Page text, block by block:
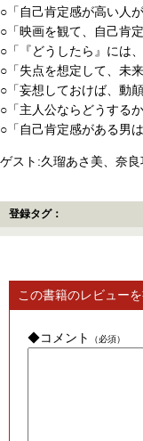
○「自己肯定感が高い人
○「映画を観て、自己肯
○「『どうしたら』には
○「失点を想定して、未
○「妄想しておけば、動顛
○「主人公ならどうする
○「自己肯定感がある男
ゲスト:久瑠あさ美、奈良
登録タグ：
この書籍のレビュー
◆コメント （必須）